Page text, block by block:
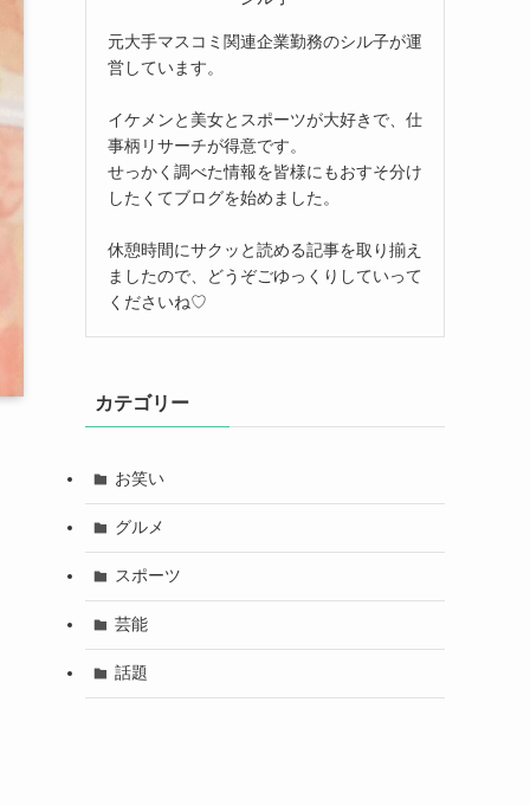
元大手マスコミ関連企業勤務のシル子が運
営しています。
イケメンと美女とスポーツが大好きで、仕
事柄リサーチが得意です。
せっかく調べた情報を皆様にもおすそ分け
したくてブログを始めました。
休憩時間にサクッと読める記事を取り揃え
ましたので、どうぞごゆっくりしていって
くださいね♡
カテゴリー
お笑い
グルメ
スポーツ
芸能
話題